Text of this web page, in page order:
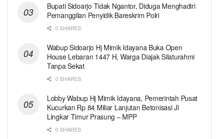
Bupati Sidoarjo Tidak Ngantor, Diduga Menghadiri
Pemanggilan Penyidik Bareskrim Polri
0 SHARES
Wabup Sidoarjo Hj Mimik Idayana Buka Open
House Lebaran 1447 H, Warga Diajak Silaturahmi
Tanpa Sekat
0 SHARES
Lobby Wabup Hj Mimik Idayana, Pemerintah Pusat
Kucurkan Rp 84 Miliar Lanjutan Betonisasi Jl
Lingkar Timur Prasung – MPP
0 SHARES